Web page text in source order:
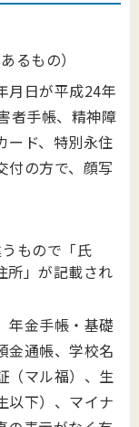
るもの）
月日が平成24年
者手帳、精神障
ード、特別永住
付の方で、顔写
もので「氏
所」が記載され
年金手帳・基礎
金通帳、学校名
（マル福）、生
以下）、マイナ